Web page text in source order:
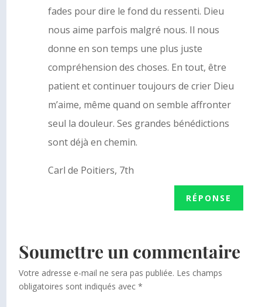
fades pour dire le fond du ressenti. Dieu
nous aime parfois malgré nous. Il nous
donne en son temps une plus juste
compréhension des choses. En tout, être
patient et continuer toujours de crier Dieu
m’aime, même quand on semble affronter
seul la douleur. Ses grandes bénédictions
sont déjà en chemin.
Carl de Poitiers, 7th
RÉPONSE
Soumettre un commentaire
Votre adresse e-mail ne sera pas publiée. Les champs
obligatoires sont indiqués avec*